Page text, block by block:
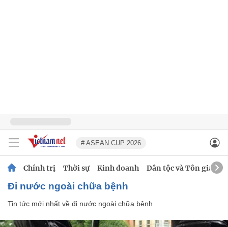
# ASEAN CUP 2026
Chính trị Thời sự Kinh doanh Dân tộc và Tôn giáo
đi nước ngoài chữa bệnh
Tin tức mới nhất về đi nước ngoài chữa bệnh